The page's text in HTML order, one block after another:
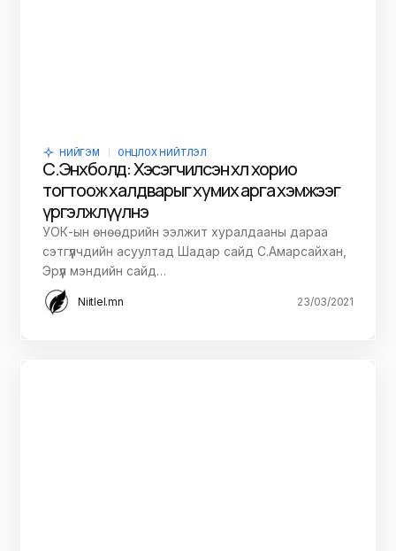
НИЙГЭМ ОНЦЛОХ НИЙТЛЭЛ
С.Энхболд: Хэсэгчилсэн хөл хорио
тогтоож халдварыг хумих арга хэмжээг
үргэлжлүүлнэ
УОК-ын өнөөдрийн ээлжит хуралдааны дараа
сэтгүүлчдийн асуултад Шадар сайд С.Амарсайхан,
Эрүүл мэндийн сайд…
Niitlel.mn 23/03/2021